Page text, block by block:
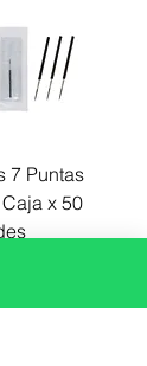
7 Puntas
x 50